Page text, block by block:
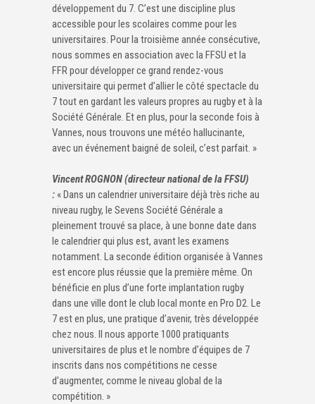
développement du 7. C’est une discipline plus
accessible pour les scolaires comme pour les
universitaires. Pour la troisième année consécutive,
nous sommes en association avec la FFSU et la
FFR pour développer ce grand rendez-vous
universitaire qui permet d’allier le côté spectacle du
7 tout en gardant les valeurs propres au rugby et à la
Société Générale. Et en plus, pour la seconde fois à
Vannes, nous trouvons une météo hallucinante,
avec un événement baigné de soleil, c’est parfait. »
Vincent ROGNON (directeur national de la FFSU)
: « Dans un calendrier universitaire déjà très riche au
niveau rugby, le Sevens Société Générale a
pleinement trouvé sa place, à une bonne date dans
le calendrier qui plus est, avant les examens
notamment. La seconde édition organisée à Vannes
est encore plus réussie que la première même. On
bénéficie en plus d’une forte implantation rugby
dans une ville dont le club local monte en Pro D2. Le
7 est en plus, une pratique d’avenir, très développée
chez nous. Il nous apporte 1000 pratiquants
universitaires de plus et le nombre d’équipes de 7
inscrits dans nos compétitions ne cesse
d’augmenter, comme le niveau global de la
compétition. »